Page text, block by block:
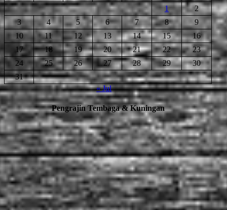
1
2
3
4 5 6 7 8
9
10
11 12 13 14 15
16
17
18 19 20 21 22
23
24
25 26 27 28 29
30
31
« Jul
Pengrajin Tembaga & Kuningan